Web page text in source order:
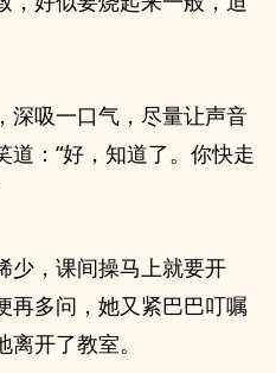
深吸一口气，尽量让声音
：“好，知道了。你快走
少，课间操马上就要开
再多问，她又紧巴巴叮嘱
开了教室。